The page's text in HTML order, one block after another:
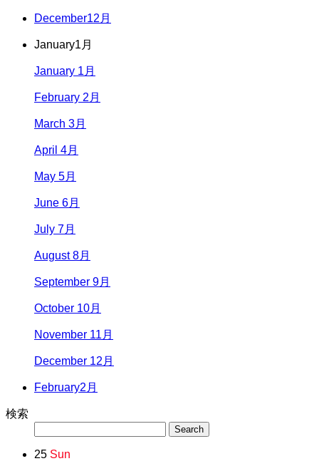
December12月
January1月
January 1月
February 2月
March 3月
April 4月
May 5月
June 6月
July 7月
August 8月
September 9月
October 10月
November 11月
December 12月
February2月
検索
25 Sun